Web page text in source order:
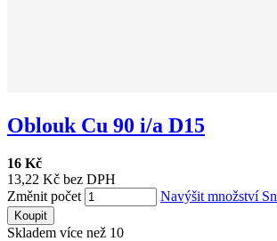
Oblouk Cu 90 i/a D15
16 Kč
13,22 Kč bez DPH
Změnit počet
Navýšit množství
Koupit
Skladem více než 10